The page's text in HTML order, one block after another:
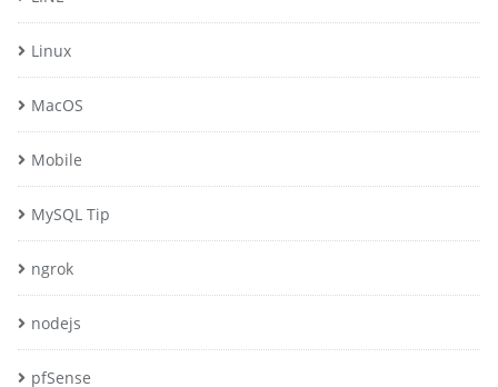
Linux
MacOS
Mobile
MySQL Tip
ngrok
nodejs
pfSense